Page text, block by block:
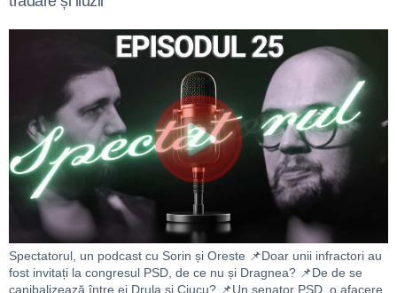
Spectatorul, un podcast cu Sorin și Oreste 📌Doar unii infractori au
fost invitați la congresul PSD, de ce nu și Dragnea? 📌De de se
canibalizează între ei Drula și Ciucu? 📌Un senator PSD, o afacere